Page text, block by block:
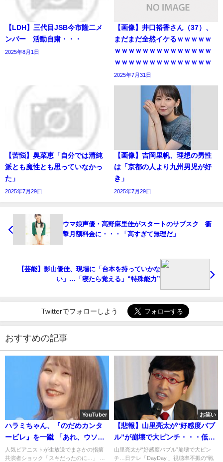
【LDH】三代目JSB今市隆二メ
ンバー 活動自粛・・・
2025年8月1日
【画像】井口裕香さん（37）、
まだまだ全然イケるｗｗｗｗｗ
ｗｗｗｗｗｗｗｗｗｗｗｗｗｗ
ｗｗｗｗｗｗｗｗｗｗｗｗｗｗ
2025年7月31日
【苦悩】奥菜恵「自分では清純
派とも魔性とも思っていなかっ
た」
2025年7月29日
【画像】吉岡里帆、理想の男性
は「京都の人より九州男児が好
き」
2025年7月29日
ウマ娘声優・高野麻里佳がスタートのサブスク 衝
撃月額料金に・・・「高すぎて無理だ」
【芸能】影山優佳、現場に「台本を持っていかな
い」…「寝たら覚える」“特殊能力”
Twitterでフォローしよう
おすすめの記事
YouTuber
ハラミちゃん、『のだめカンタ
ービレ』を一蹴 「あれ、ウソで
す」
人気ピアニストが生放送でまさかの指摘
共演者ショック「スキだったのに…」 …
お笑い
【悲報】山里亮太が“好感度バブ
ル”が崩壊で大ピンチ・・・低視
聴率の戦犯扱いに（ ﾟдﾟ ）
山里亮太が“好感度バブル”崩壊で大ピン
チ…日テレ「DayDay.」視聴率不振の“戦